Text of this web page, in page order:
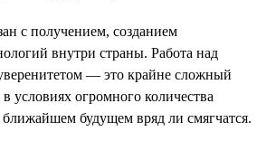
с получением, созданием
внутри страны. Работа над
— это крайне сложный
условиях огромного количества
будущем вряд ли смягчатся.